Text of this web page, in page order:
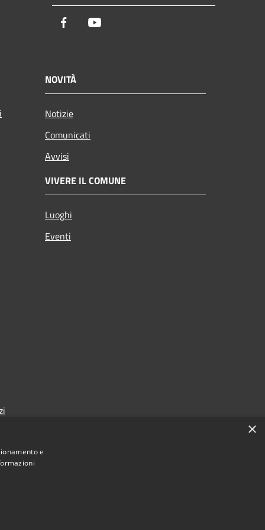
Facebook
NOVITÀ
Notizie
Comunicati
Avvisi
VIVERE IL COMUNE
Luoghi
Eventi
×
e